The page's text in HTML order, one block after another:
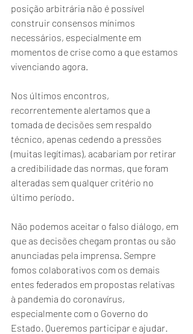
posição arbitrária não é possível
construir consensos mínimos
necessários, especialmente em
momentos de crise como a que estamos
vivenciando agora.
Nos últimos encontros,
recorrentemente alertamos que a
tomada de decisões sem respaldo
técnico, apenas cedendo a pressões
(muitas legítimas), acabariam por retirar
a credibilidade das normas, que foram
alteradas sem qualquer critério no
último período.
Não podemos aceitar o falso diálogo, em
que as decisões chegam prontas ou são
anunciadas pela imprensa. Sempre
fomos colaborativos com os demais
entes federados em propostas relativas
à pandemia do coronavírus,
especialmente com o Governo do
Estado. Queremos participar e ajudar.